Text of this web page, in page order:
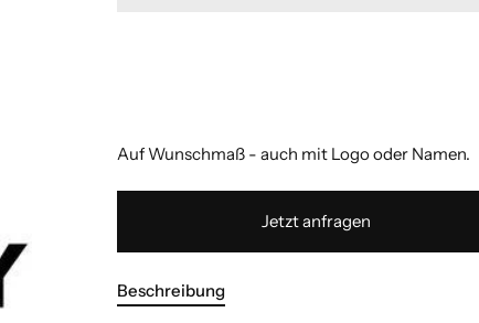
Auf Wunschmaß - auch mit Logo oder Namen.
Jetzt anfragen
Beschreibung